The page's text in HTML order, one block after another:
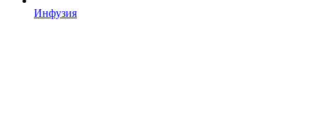
Инфузия